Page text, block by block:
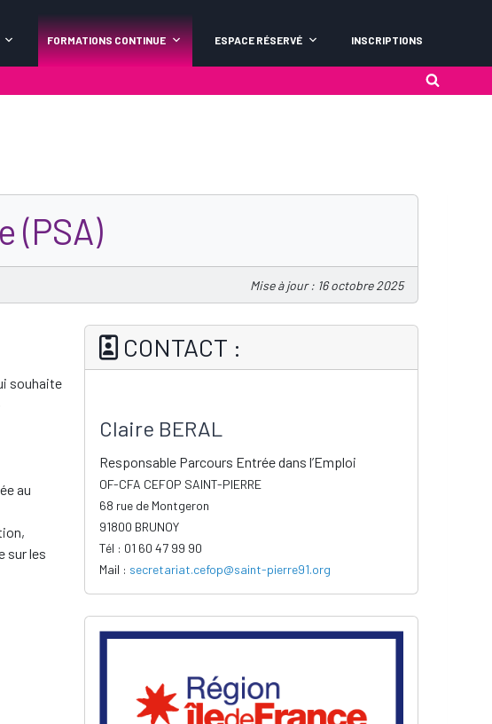
FORMATIONS CONTINUE ESPACE RÉSERVÉ INSCRIPTIONS
(PSA)
Mise à jour : 16 octobre 2025
souhaite
au
sur les
CONTACT :
Claire BERAL
Responsable Parcours Entrée dans l’Emploi
OF-CFA CEFOP SAINT-PIERRE
68 rue de Montgeron
91800 BRUNOY
Tél : 01 60 47 99 90
Mail : secretariat.cefop@saint-pierre91.org